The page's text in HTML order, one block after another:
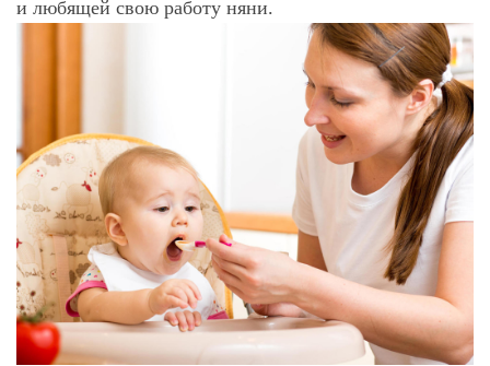
и любящей свою работу няни.